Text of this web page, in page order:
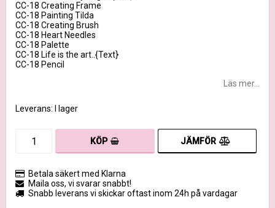
CC-18 Creating Frame
CC-18 Painting Tilda
CC-18 Creating Brush
CC-18 Heart Needles
CC-18 Palette
CC-18 Life is the art..{Text}
CC-18 Pencil
Läs mer...
Leverans: I lager
KÖP JÄMFÖR
Betala säkert med Klarna
Maila oss, vi svarar snabbt!
Snabb leverans vi skickar oftast inom 24h på vardagar